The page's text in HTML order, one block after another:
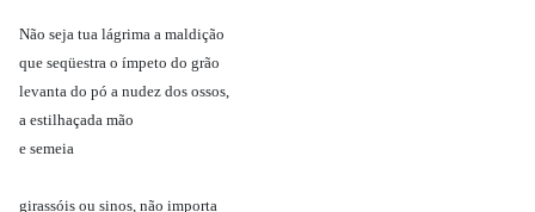
Não seja tua lágrima a maldição
que seqüestra o ímpeto do grão
levanta do pó a nudez dos ossos,
a estilhaçada mão
e semeia
girassóis ou sinos, não importa